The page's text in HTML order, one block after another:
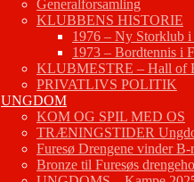
Generalforsamling
KLUBBENS HISTORIE
1976 – Ny Storklub i
1973 – Bordtennis i
KLUBMESTRE – Hall of
PRIVATLIVS POLITIK
UNGDOM
KOM OG SPIL MED OS
TRÆNINGSTIDER
Furesø Drengene vinder
Bronze til Furesøs